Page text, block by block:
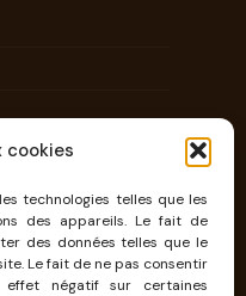
cookies
technologies telles que les
des appareils. Le fait de
des données telles que le
Le fait de ne pas consentir
négatif sur certaines